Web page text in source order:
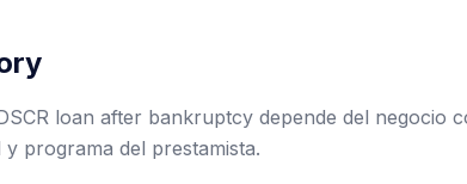
loan after bankruptcy depende del negocio
programa del prestamista.